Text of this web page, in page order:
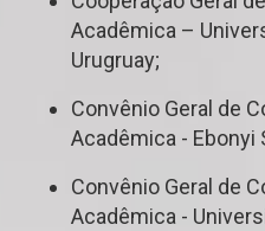
Acadêmica –
Urugruay;
Convênio Geral de
Acadêmica - Ebonyi
Convênio Geral de
Acadêmica -